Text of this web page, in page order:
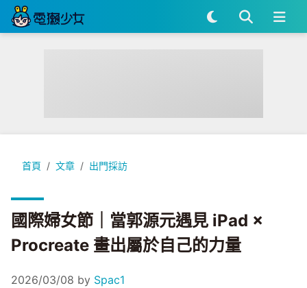
首頁 文章 出門採訪
國際婦女節｜當郭源元遇見 iPad × Procreate 畫出屬於自己的
國際婦女節｜當郭源元遇見 iPad ×
Procreate 畫出屬於自己的力量
2026/03/08 by Spac1